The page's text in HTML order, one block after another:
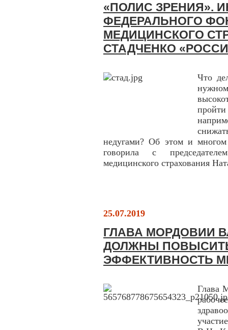
«ПОЛИС ЗРЕНИЯ».
ФЕДЕРАЛЬНОГО
МЕДИЦИНСКОГО
СТАДЧЕНКО
Что
недугами? Об этом и многом
говорила с
медицинского страхования
25.07.2019
ГЛАВА МОРДОВИИ
ДОЛЖНЫ
ЭФФЕКТИВНОСТЬ
Глава